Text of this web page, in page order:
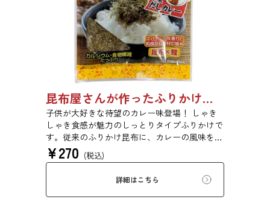
昆布屋さんが作ったふりかけ昆布和風だしカレー 30g 単品 5袋セット 20袋セット 6988
子供が大好きな待望のカレー味登場！ しゃき
しゃき食感が魅力のしっとりタイプふりかけで
す。従来のふりかけ昆布に、カレーの風味を加
えました。さらに、鰹といった他の和風だし原
料も加え、だしカレー風に仕上げました。昆布
¥270 (税込)
詳細はこちら